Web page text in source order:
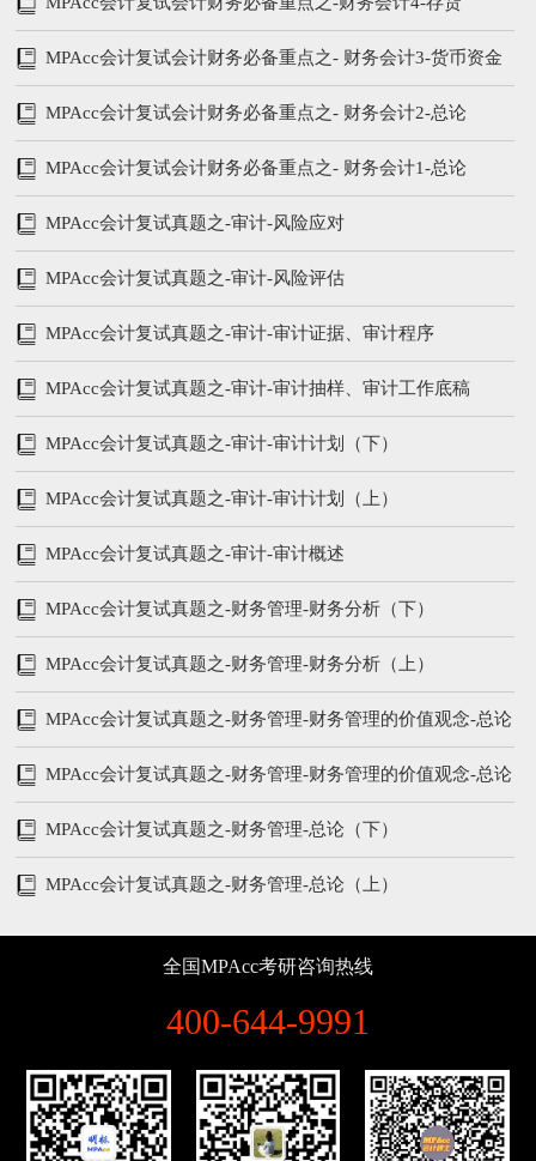
MPAcc会计复试会计财务必备重点之- 财务会计3-货币资金
及应收账款
MPAcc会计复试会计财务必备重点之- 财务会计2-总论
（下）
MPAcc会计复试会计财务必备重点之- 财务会计1-总论
（上）
MPAcc会计复试真题之-审计-风险应对
MPAcc会计复试真题之-审计-风险评估
MPAcc会计复试真题之-审计-审计证据、审计程序
MPAcc会计复试真题之-审计-审计抽样、审计工作底稿
MPAcc会计复试真题之-审计-审计计划（下）
MPAcc会计复试真题之-审计-审计计划（上）
MPAcc会计复试真题之-审计-审计概述
MPAcc会计复试真题之-财务管理-财务分析（下）
MPAcc会计复试真题之-财务管理-财务分析（上）
MPAcc会计复试真题之-财务管理-财务管理的价值观念-总论
（下）
MPAcc会计复试真题之-财务管理-财务管理的价值观念-总论
（上）
MPAcc会计复试真题之-财务管理-总论（下）
MPAcc会计复试真题之-财务管理-总论（上）
全国MPAcc考研咨询热线
400-644-9991